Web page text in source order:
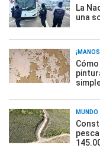
La
una
MUNDO